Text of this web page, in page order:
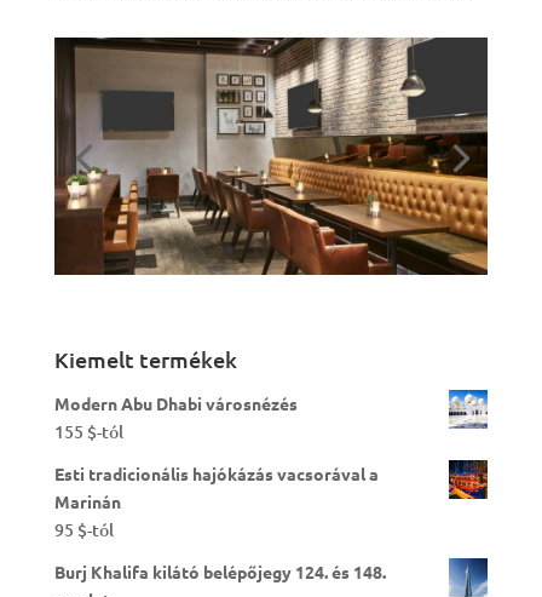
Kiemelt termékek
Modern Abu Dhabi városnézés
155 $-tól
Esti tradicionális hajókázás vacsorával a
Marinán
95 $-tól
Burj Khalifa kilátó belépőjegy 124. és 148.